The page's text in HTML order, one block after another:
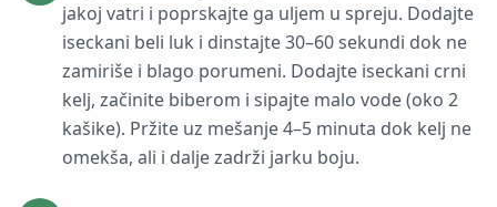
jakoj vatri i poprskajte ga uljem u spreju. Dodajte
iseckani beli luk i dinstajte 30–60 sekundi dok ne
zamiriše i blago porumeni. Dodajte iseckani crni
kelj, začinite biberom i sipajte malo vode (oko 2
kašike). Pržite uz mešanje 4–5 minuta dok kelj ne
omekša, ali i dalje zadrži jarku boju.